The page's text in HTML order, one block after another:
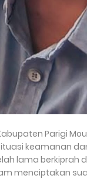
Parigi
keamanan
lama berkiprah
menciptakan